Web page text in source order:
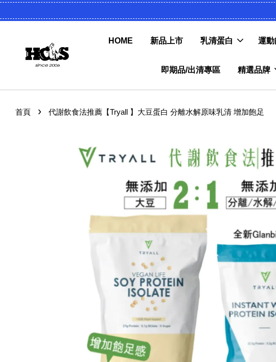
HOME 新品上市 乳清蛋白 運
即期品/出清專區 精選品牌
首頁 › 代謝飲食法推薦【Tryall 】大豆蛋白 分離水解原味乳清 增加飽足